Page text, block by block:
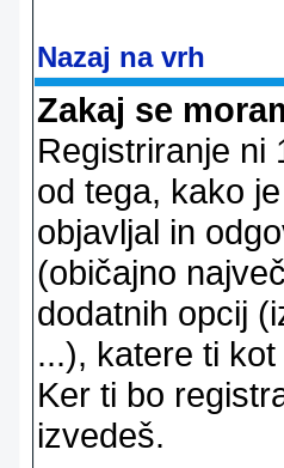
Nazaj na vrh
Zakaj se
Registriranje ni
od tega, kako
objavljal in
(običajno
dodatnih opcij
...), katere ti
Ker ti bo
izvedeš.